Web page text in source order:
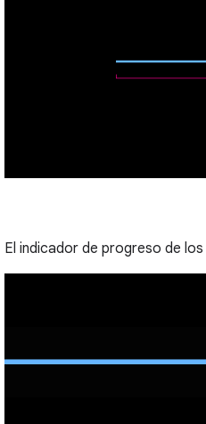
El indicador de progreso de